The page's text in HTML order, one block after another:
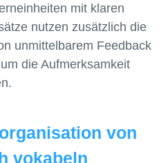
mit klaren
nutzen zusätzlich die
unmittelbarem Feedback
die Aufmerksamkeit
von
vokabeln